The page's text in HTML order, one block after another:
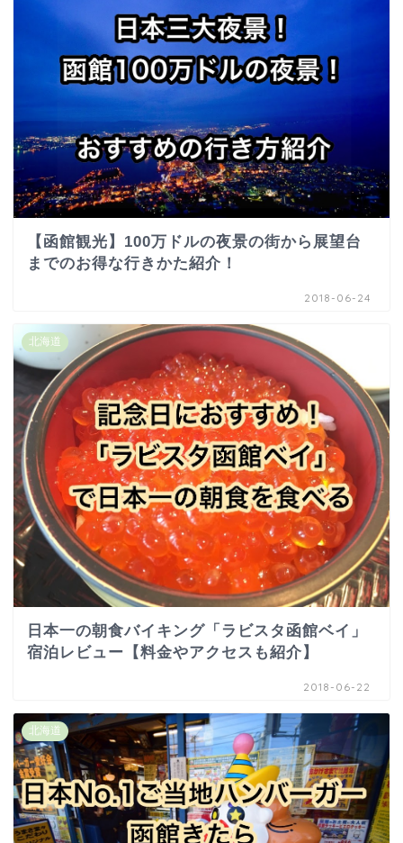
【函館観光】100万ドルの夜景の街から展望台
までのお得な行きかた紹介！
2018-06-24
北海道
日本一の朝食バイキング「ラビスタ函館ベイ」
宿泊レビュー【料金やアクセスも紹介】
2018-06-22
北海道